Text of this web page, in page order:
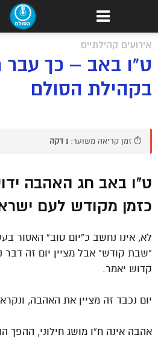
אירועים קהילתיים
ט”ו באב – כך
בקהילת הסולם
⏱️ זמן קריאה משוער: 1 דקה
ט”ו באב חג האהבה
כזמן מקודש לעם
לא, אינו נחשב כ”יום טוב” האסור
“שבת קודש” אבל מציין יום זה דבר
קדוש יאמר.
יום נכבד זה מציין את האהבה,
אהבה אינה ח”ו מושג חילוני, ההפך